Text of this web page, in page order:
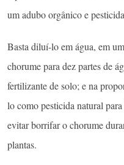
um adubo orgânico e
Basta diluí-lo em água, em
chorume para dez partes de
fertilizante de solo; e na
lo como pesticida natural
evitar borrifar o chorume
plantas.